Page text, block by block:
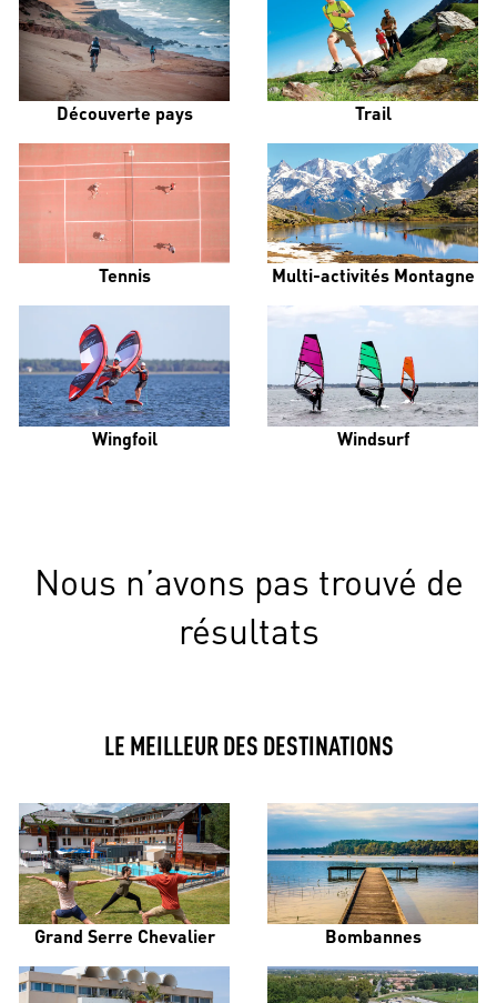
Découverte pays Trail
Tennis Multi-activités Montagne
Wingfoil Windsurf
Nous n’avons pas trouvé de
résultats
LE MEILLEUR DES DESTINATIONS
Grand Serre Chevalier Bombannes